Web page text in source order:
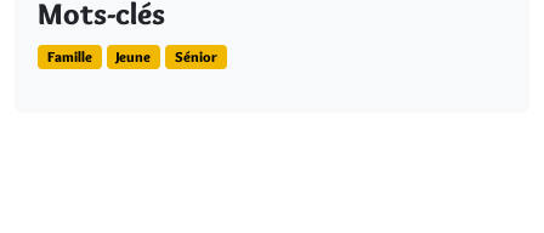
Mots-clés
Famille Jeune Sénior